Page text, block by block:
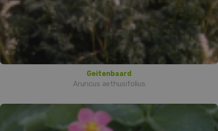
Geitenbaard
Aruncus aethusifolius